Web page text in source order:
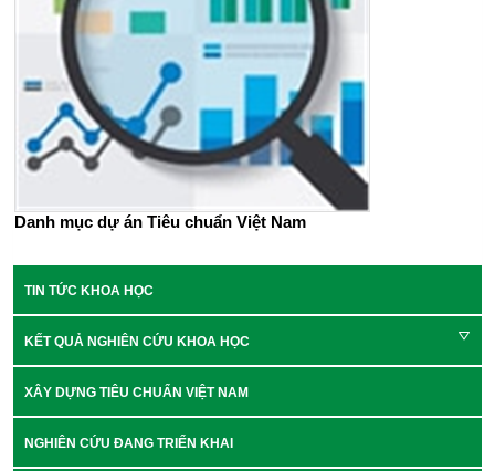
Danh mục dự án Tiêu chuẩn Việt Nam
TIN TỨC KHOA HỌC
KẾT QUẢ NGHIÊN CỨU KHOA HỌC
XÂY DỰNG TIÊU CHUẨN VIỆT NAM
NGHIÊN CỨU ĐANG TRIỂN KHAI